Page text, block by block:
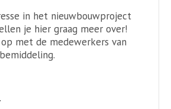
in het nieuwbouwproject
je hier graag meer over!
met de medewerkers van